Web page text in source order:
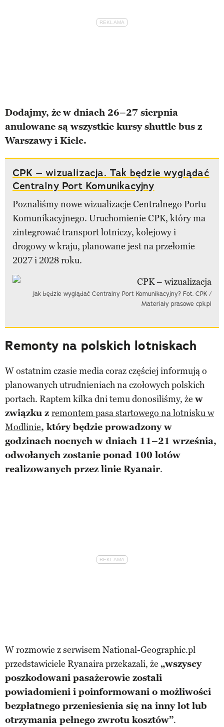
Dodajmy, żew dniach 26–27 sierpnia
anulowane są wszystkie kursy shuttle bus z
Warszawy i Kielc.
CPK – wizualizacja. Tak będzie wyglądać
Centralny Port Komunikacyjny
Poznaliśmy nowe wizualizacje Centralnego Portu
Komunikacyjnego. Uruchomienie CPK, który ma
zintegrować transport lotniczy, kolejowy i
drogowy w kraju, planowane jest na przełomie
2027 i 2028 roku.
Jak będzie wyglądać Centralny Port Komunikacyjny? Fot. CPK /
Materiały prasowe cpk.pl
Remonty na polskich lotniskach
W ostatnim czasie media coraz częściej informują o
planowanych utrudnieniach na czołowych polskich
portach. Raptem kilka dni temu donosiliśmy, że w
związku z remontem pasa startowego na lotnisku w
Modlinie, który będzie prowadzony w
godzinach nocnych w dniach 11–21 września,
odwołanych zostanie ponad 100 lotów
realizowanych przez linie Ryanair.
W rozmowie z serwisem National-Geographic.pl
przedstawiciele Ryanaira przekazali, że „wszyscy
poszkodowani pasażerowie zostali
powiadomieni i poinformowani o możliwości
bezpłatnego przeniesienia się na inny lot lub
otrzymania pełnego zwrotu kosztów”.